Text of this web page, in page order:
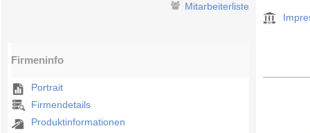
Mitarbeiterliste
Firmeninfo
Portrait
Firmendetails
Produktinformationen